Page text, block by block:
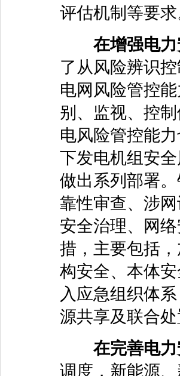
评估机制等要求
在增强电
了从风险辨识
电网风险管控
别、监视、控
电风险管控能
下发电机组安
做出系列部署
靠性审查、涉
安全治理、网
措，主要包括
构安全、本体
入应急组织体
源共享及联合处
在完善电
调度，新能源